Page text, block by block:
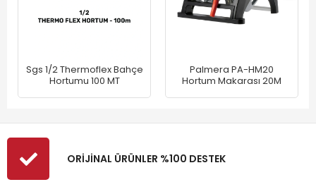
Sgs 1/2 Thermoflex Bahçe
Hortumu 100 MT
Palmera PA-HM20
Hortum Makarası 20M
ORİJİNAL ÜRÜNLER %100 DESTEK